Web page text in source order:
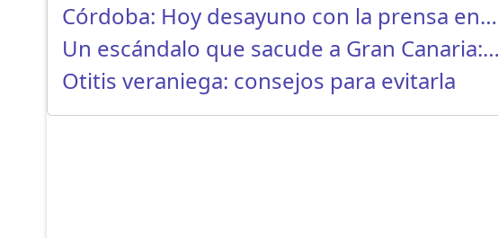
Córdoba: Hoy desayuno con la prensa en…
Un escándalo que sacude a Gran Canaria:…
Otitis veraniega: consejos para evitarla